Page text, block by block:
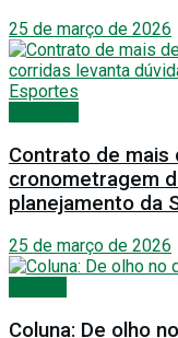
25 de março de 2026
Contrato de mais
cronometragem
planejamento da
25 de março de 2026
Coluna: De olho